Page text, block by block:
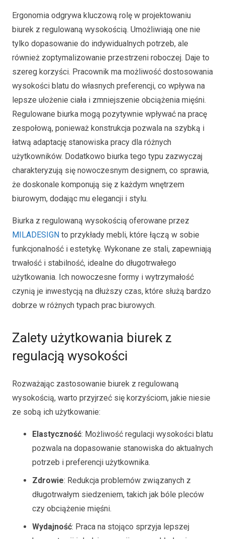
Ergonomia odgrywa kluczową rolę w projektowaniu
biurek z regulowaną wysokością. Umożliwiają one nie
tylko dopasowanie do indywidualnych potrzeb, ale
również zoptymalizowanie przestrzeni roboczej. Daje to
szereg korzyści. Pracownik ma możliwość dostosowania
wysokości blatu do własnych preferencji, co wpływa na
lepsze ułożenie ciała i zmniejszenie obciążenia mięśni.
Regulowane biurka mogą pozytywnie wpływać na pracę
zespołową, ponieważ konstrukcja pozwala na szybką i
łatwą adaptację stanowiska pracy dla różnych
użytkowników. Dodatkowo biurka tego typu zazwyczaj
charakteryzują się nowoczesnym designem, co sprawia,
że doskonale komponują się z każdym wnętrzem
biurowym, dodając mu elegancji i stylu.
Biurka z regulowaną wysokością oferowane przez
MILADESIGN to przykłady mebli, które łączą w sobie
funkcjonalność i estetykę. Wykonane ze stali, zapewniają
trwałość i stabilność, idealne do długotrwałego
użytkowania. Ich nowoczesne formy i wytrzymałość
czynią je inwestycją na dłuższy czas, które służą bardzo
dobrze w różnych typach prac biurowych.
Zalety użytkowania biurek z
regulacją wysokości
Rozważając zastosowanie biurek z regulowaną
wysokością, warto przyjrzeć się korzyściom, jakie niesie
ze sobą ich użytkowanie:
Elastyczność: Możliwość regulacji wysokości blatu
pozwala na dopasowanie stanowiska do aktualnych
potrzeb i preferencji użytkownika.
Zdrowie: Redukcja problemów związanych z
długotrwałym siedzeniem, takich jak bóle pleców
czy obciążenie mięśni.
Wydajność: Praca na stojąco sprzyja lepszej